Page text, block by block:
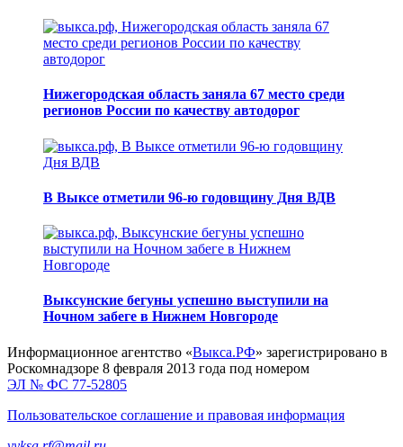
Нижегородская область заняла 67 место среди
регионов России по качеству автодорог
В Выксе отметили 96-ю годовщину Дня ВДВ
Выксунские бегуны успешно выступили на
Ночном забеге в Нижнем Новгороде
Информационное агентство «Выкса.РФ» зарегистрировано в
Роскомнадзоре 8 февраля 2013 года под номером
ЭЛ № ФС 77-52805
Пользовательское соглашение и правовая информация